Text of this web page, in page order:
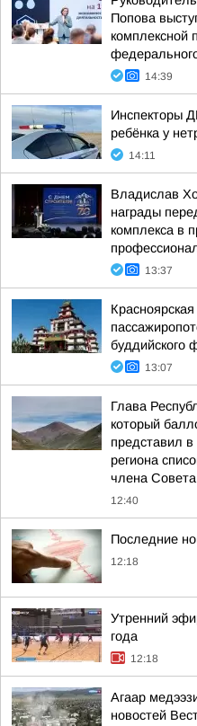
Попова
комплексной
14:39
Инспекторы
ребёнка у
14:11
Владислав
награды
комплекса в
13:37
буддийского
13:07
Глава
который
представил
региона
члена
12:40
Последние
12:18
Утренний
года
12:18
Агаар
новостей